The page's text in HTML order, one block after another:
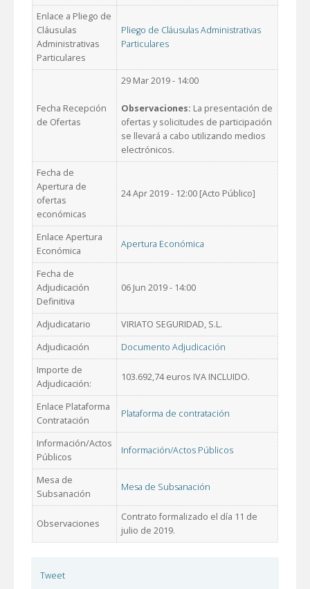
Enlace a Pliego de
Cláusulas
Administrativas
Particulares
Pliego de Cláusulas Administrativas
Particulares
Fecha Recepción
de Ofertas
29 Mar 2019 - 14:00
Observaciones: La presentación de
ofertas y solicitudes de participación
se llevará a cabo utilizando medios
electrónicos.
Fecha de
Apertura de
ofertas
económicas
24 Apr 2019 - 12:00 [Acto Público]
Enlace Apertura
Económica
Apertura Económica
Fecha de
Adjudicación
Definitiva
06 Jun 2019 - 14:00
Adjudicatario
VIRIATO SEGURIDAD, S.L.
Adjudicación
Documento Adjudicación
Importe de
Adjudicación:
103.692,74 euros IVA INCLUIDO.
Enlace Plataforma
Contratación
Plataforma de contratación
Información/Actos
Públicos
Información/Actos Públicos
Mesa de
Subsanación
Mesa de Subsanación
Observaciones
Contrato formalizado el día 11 de
julio de 2019.
Tweet